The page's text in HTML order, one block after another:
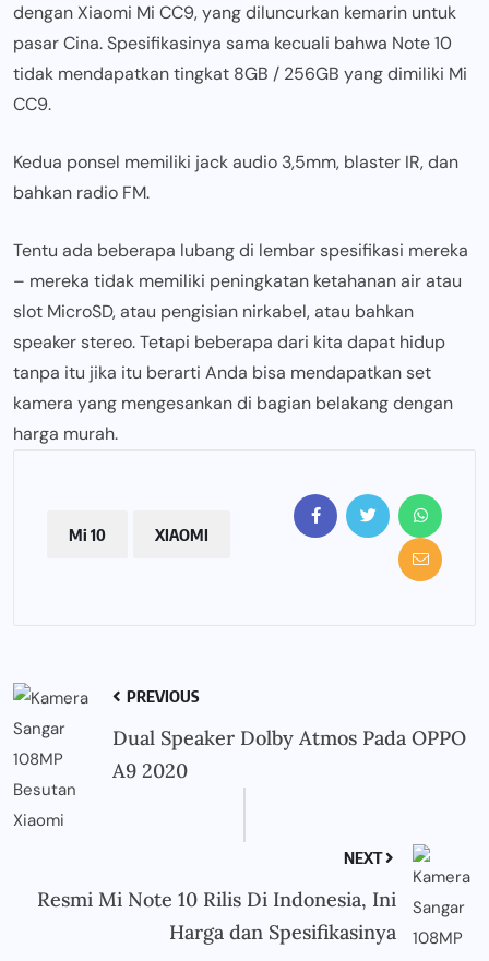
dengan Xiaomi Mi CC9, yang diluncurkan kemarin untuk
pasar Cina. Spesifikasinya sama kecuali bahwa Note 10
tidak mendapatkan tingkat 8GB / 256GB yang dimiliki Mi
CC9.
Kedua ponsel memiliki jack audio 3,5mm, blaster IR, dan
bahkan radio FM.
Tentu ada beberapa lubang di lembar spesifikasi mereka
– mereka tidak memiliki peningkatan ketahanan air atau
slot MicroSD, atau pengisian nirkabel, atau bahkan
speaker stereo. Tetapi beberapa dari kita dapat hidup
tanpa itu jika itu berarti Anda bisa mendapatkan set
kamera yang mengesankan di bagian belakang dengan
harga murah.
Mi 10 XIAOMI
PREVIOUS
Dual Speaker Dolby Atmos Pada OPPO
A9 2020
NEXT
Resmi Mi Note 10 Rilis Di Indonesia, Ini
Harga dan Spesifikasinya